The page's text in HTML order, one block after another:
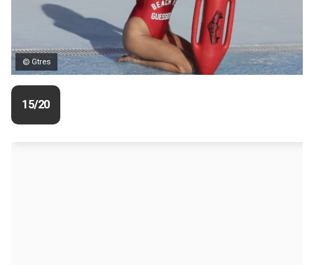
© Gtres
15/20